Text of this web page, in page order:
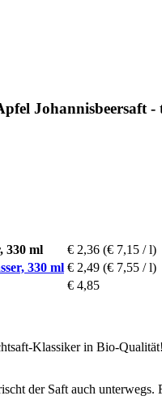
Johannisbeersaft
330 ml € 2,36 (€ 7,15 / l)
330 ml € 2,49 (€ 7,55 / l)
€ 4,85
Klassiker in Bio-
der Saft auch unterwegs.